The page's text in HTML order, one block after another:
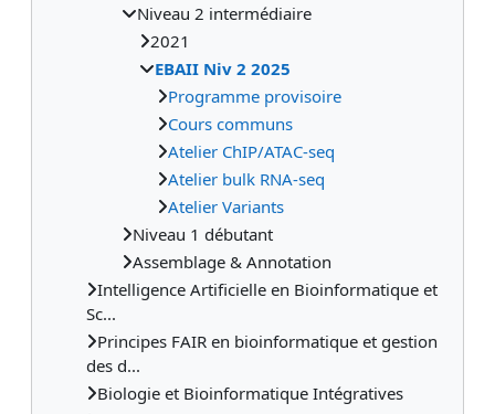
Niveau 2 intermédiaire
2021
EBAII Niv 2 2025
Programme provisoire
Cours communs
Atelier ChIP/ATAC-seq
Atelier bulk RNA-seq
Atelier Variants
Niveau 1 débutant
Assemblage & Annotation
Intelligence Artificielle en Bioinformatique et
Sc...
Principes FAIR en bioinformatique et gestion
des d...
Biologie et Bioinformatique Intégratives